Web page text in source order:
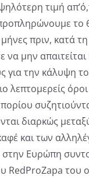
τιμή
το
πριν, κατά
να μην
για την κάλυψη
λεπτομερείς
διαρκώς
και των
Ευρώπη
RedProZapa του